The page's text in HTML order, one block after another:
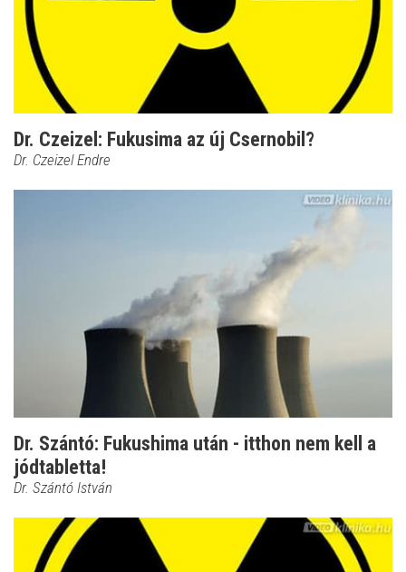
Dr. Czeizel: Fukusima az új Csernobil?
Dr. Czeizel Endre
Dr. Szántó: Fukushima után - itthon nem kell a
jódtabletta!
Dr. Szántó István